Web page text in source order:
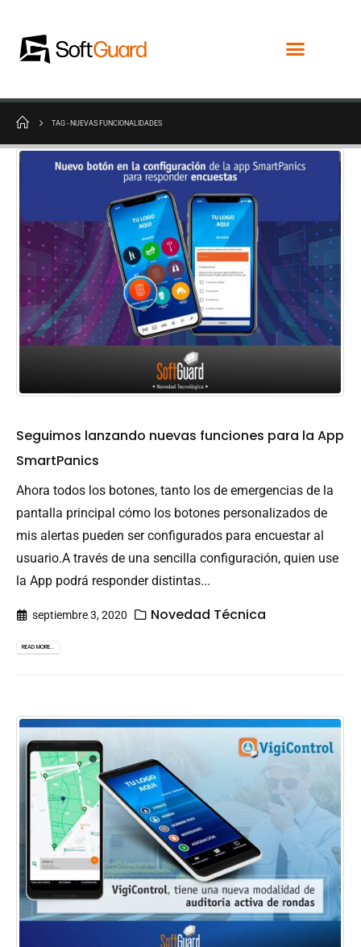
TAG - NUEVAS FUNCIONALIDADES
Seguimos lanzando nuevas funciones para la App
SmartPanics
Ahora todos los botones, tanto los de emergencias de la
pantalla principal cómo los botones personalizados de
mis alertas pueden ser configurados para encuestar al
usuario.A través de una sencilla configuración, quien use
la App podrá responder distintas...
septiembre 3, 2020 Novedad Técnica
READ MORE...